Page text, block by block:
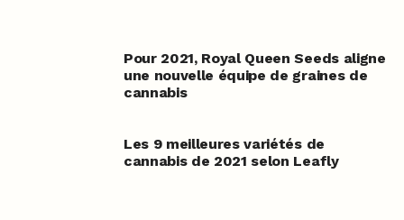
Pour 2021, Royal Queen Seeds aligne
une nouvelle équipe de graines de
cannabis
Les 9 meilleures variétés de
cannabis de 2021 selon Leafly